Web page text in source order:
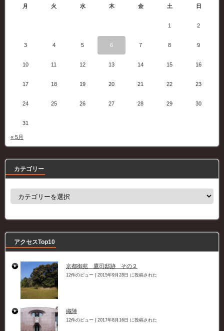
月 火 水 木 金 土 日
1 2
3 4 5 6 7 8 9
10 11 12 13 14 15 16
17 18 19 20 21 22 23
24 25 26 27 28 29 30
31
« 5月
カテゴリー
ー
アクセスTop10
京都御苑 鷹司邸跡 その２
12件のビュー 2015年9月28日 に投稿された
織陣
12件のビュー 2017年8月16日 に投稿された